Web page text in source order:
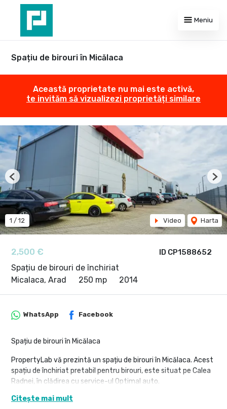
Meniu
Spațiu de birouri în Micălaca
Această proprietate nu mai este activă,
te invităm să vizualizezi proprietăți similare
ID CP1588652
2,500 €
Spațiu de birouri de închiriat
Micalaca, Arad
250 mp 2014
1 / 12 Video Harta
Previous
WhatsApp Facebook
Spațiu de birouri în Micălaca
PropertyLab vă prezintă un spațiu de birouri în Micălaca. Acest
spațiu de închiriat pretabil pentru birouri, este situat pe Calea
Radnei, în clădirea cu service-ul Optimal auto.
Auto Schunn Arad - reprezentanța Mercedes-Benz și cu acces
Citește mai mult